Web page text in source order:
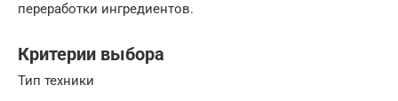
переработки ингредиентов.
Критерии выбора
Тип техники